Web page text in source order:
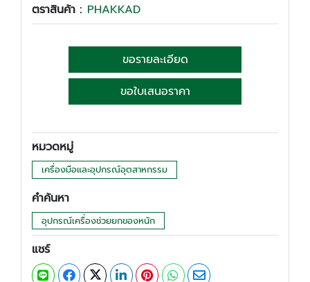
ตราสินค้า : PHAKKAD
ขอรายละเอียด
ขอใบเสนอราคา
หมวดหมู่
เครื่องมือและอุปกรณ์อุตสาหกรรม
คำค้นหา
อุปกรณ์เครื่องช่วยยกของหนัก
แชร์